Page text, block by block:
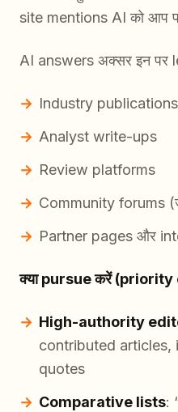
site mentions AI को आप
AI answers अक्सर इन पर
Industry publications
Analyst write-ups
Review platforms
Community forums
Partner pages और
क्या pursue करें (priority
High-authority
contributed articles,
quotes
Comparative lists: